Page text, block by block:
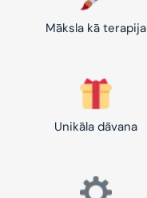
Māksla kā terapija
Unikāla dāvana